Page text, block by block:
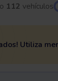
112 vehículos
Utiliza